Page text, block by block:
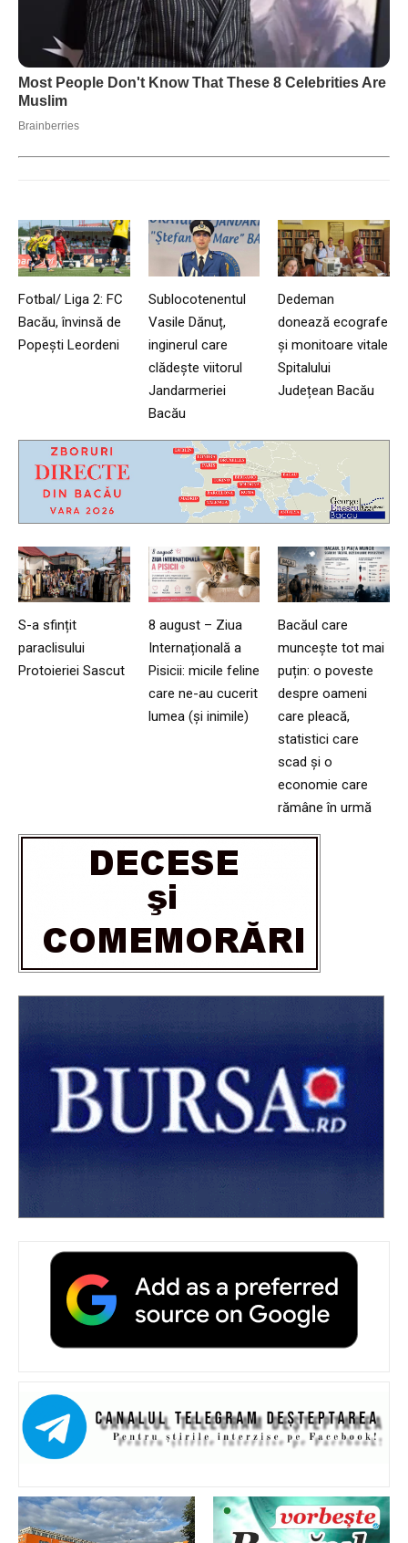
Fotbal/ Liga 2: FC
Bacău, învinsă de
Popești Leordeni
Sublocotenentul
Vasile Dănuț,
inginerul care
clădește viitorul
Jandarmeriei
Bacău
Dedeman
donează ecografe
și monitoare vitale
Spitalului
Județean Bacău
S-a sfințit
paraclisului
Protoieriei Sascut
8 august – Ziua
Internațională a
Pisicii: micile feline
care ne-au cucerit
lumea (și inimile)
Bacăul care
muncește tot mai
puțin: o poveste
despre oameni
care pleacă,
statistici care
scad și o
economie care
rămâne în urmă